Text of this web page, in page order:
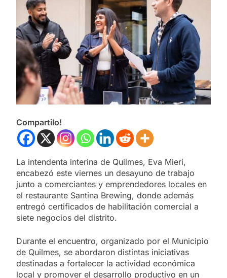
Compartilo!
La intendenta interina de Quilmes, Eva Mieri,
encabezó este viernes un desayuno de trabajo
junto a comerciantes y emprendedores locales en
el restaurante Santina Brewing, donde además
entregó certificados de habilitación comercial a
siete negocios del distrito.
Durante el encuentro, organizado por el Municipio
de Quilmes, se abordaron distintas iniciativas
destinadas a fortalecer la actividad económica
local y promover el desarrollo productivo en un